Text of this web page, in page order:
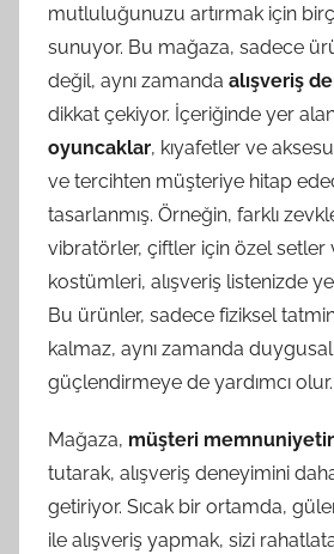
mutluluğunuzu artırmak için
sunuyor. Bu mağaza, sadece
değil, aynı zamanda alışveriş
dikkat çekiyor. İçeriğinde yer
oyuncaklar, kıyafetler ve
ve tercihten müşteriye hitap
tasarlanmış. Örneğin, farklı
vibratörler, çiftler için özel setler
kostümleri, alışveriş listenizde
Bu ürünler, sadece fiziksel
kalmaz, aynı zamanda
güçlendirmeye de yardımcı olur.
Mağaza, müşteri
tutarak, alışveriş deneyimini
getiriyor. Sıcak bir ortamda,
ile alışveriş yapmak, sizi